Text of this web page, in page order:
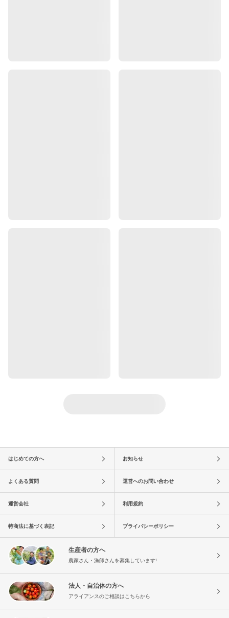
はじめての方へ お知らせ
よくある質問 運営へのお問い合わせ
運営会社 利用規約
特商法に基づく表記 プライバシーポリシー
生産者の方へ
農家さん・漁師さんを募集しています!
法人・自治体の方へ
アライアンスのご相談はこちらから